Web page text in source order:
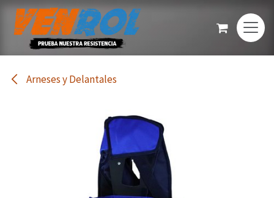
Ir al contenido
Arneses y Delantales